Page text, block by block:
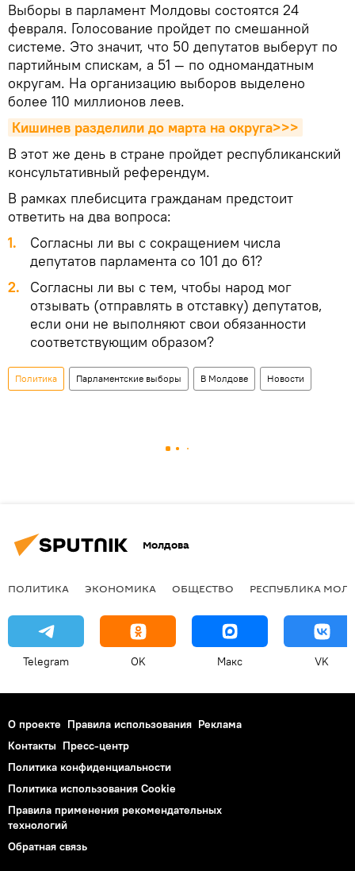
Выборы в парламент Молдовы состоятся 24
февраля. Голосование пройдет по смешанной
системе. Это значит, что 50 депутатов выберут по
партийным спискам, а 51 — по одномандатным
округам. На организацию выборов выделено
более 110 миллионов леев.
Кишинев разделили до марта на округа>>>
В этот же день в стране пройдет республиканский
консультативный референдум.
В рамках плебисцита гражданам предстоит
ответить на два вопроса:
Согласны ли вы с сокращением числа
депутатов парламента со 101 до 61?
Согласны ли вы с тем, чтобы народ мог
отзывать (отправлять в отставку) депутатов,
если они не выполняют свои обязанности
соответствующим образом?
Политика Парламентские выборы В Молдове Новости
Молдова
ПОЛИТИКА ЭКОНОМИКА ОБЩЕСТВО РЕСПУБЛИКА
Telegram OK Макс VK
О проекте Правила использования Реклама
Контакты Пресс-центр
Политика конфиденциальности
Политика использования Cookie
Правила применения рекомендательных
технологий
Обратная связь